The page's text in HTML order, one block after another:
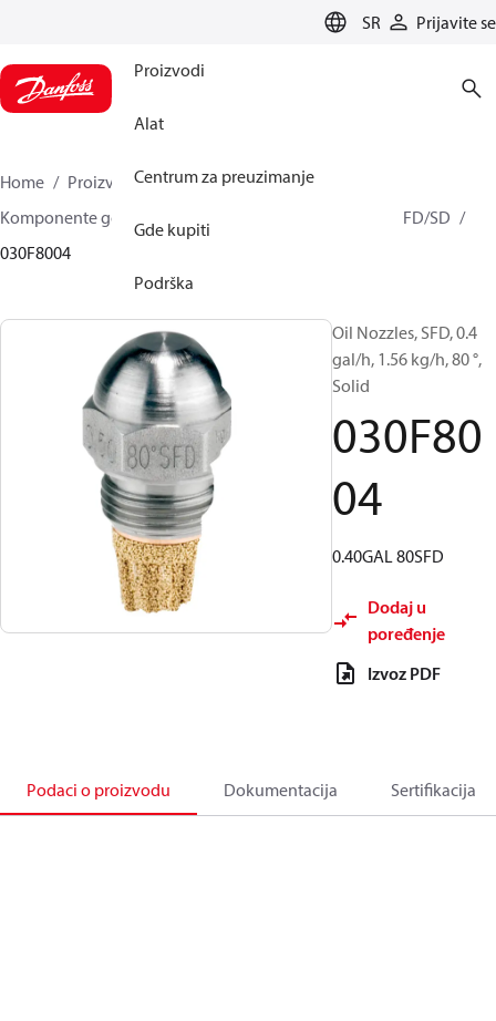
SR Prijavite se
Proizvodi
Alat
Centrum za preuzimanje
Gde kupiti
Podrška
Home Proizvodi
Climate Solutions za grejanje
Komponente gorionika
HFD/HD, SFD/SD
030F8004
Oil Nozzles, SFD, 0.4
gal/h, 1.56 kg/h, 80 °,
Solid
030F80
04
0.40GAL 80SFD
Dodaj u
poređenje
Izvoz PDF
Podaci o proizvodu Dokumentacija Sertifikacija